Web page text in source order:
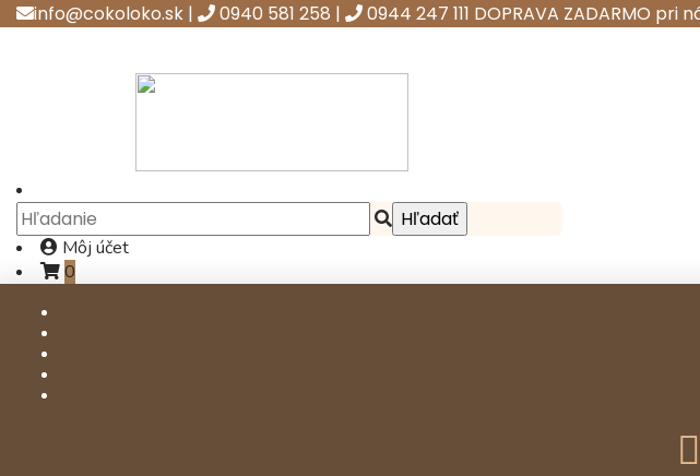
info@cokoloko.sk | 0940 581 258 | 0944 247 111 DOPRAVA ZADARMO pri
Môj účet
0